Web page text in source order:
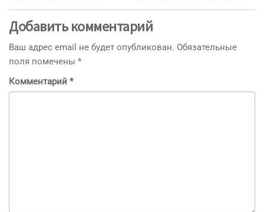
Добавить комментарий
Ваш адрес email не будет опубликован. Обязательные
поля помечены *
Комментарий *